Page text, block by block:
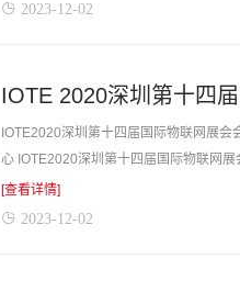
2023-12-02
IOTE2020深圳第十四届国际物联网展
心 IOTE2020深圳第十四届国际物联网
[查看详情]
2023-12-02